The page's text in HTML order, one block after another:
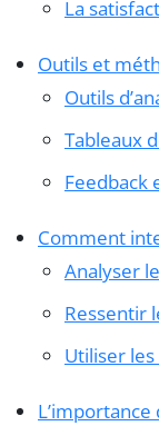
La
Outils et
Outils
Tableaux
Feedback
Comment
Analyser
Ressentir
Utiliser